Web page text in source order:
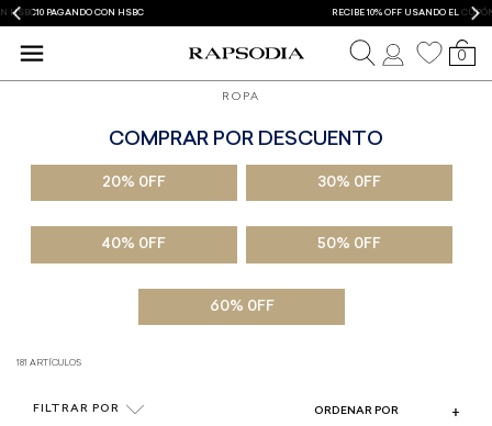
RECIBE 10% OFF USANDO EL CUPÓN BX10 PAGANDO CON BANAMEX
0
ROPA
COMPRAR POR DESCUENTO
20% 0FF 30% 0FF
40% 0FF 50% 0FF
60% 0FF
181 ARTÍCULOS
FILTRAR POR
TIPO DE PRODUCTO
TALLA
ORDENAR POR